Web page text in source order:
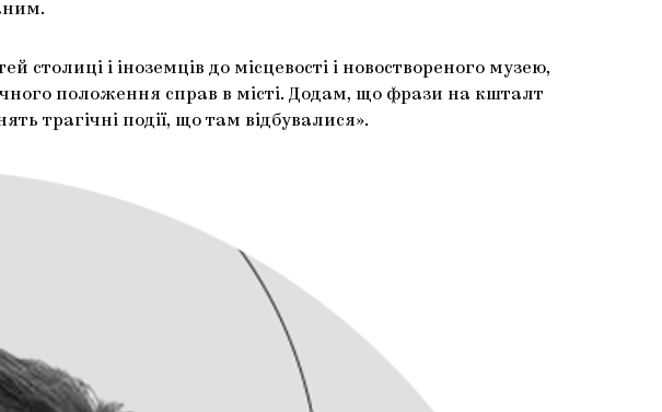
столиці і іноземців до місцевості і новоствореного музею,
положення справ в місті. Додам, що фрази на кшталт
трагічні події, що там відбувалися».